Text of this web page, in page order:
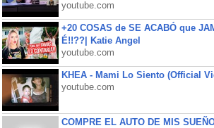
youtube.com
+20 COSAS de SE ACABÓ que
É!!??| Katie Angel
youtube.com
KHEA - Mami Lo Siento (Official
youtube.com
COMPRE EL AUTO DE MIS